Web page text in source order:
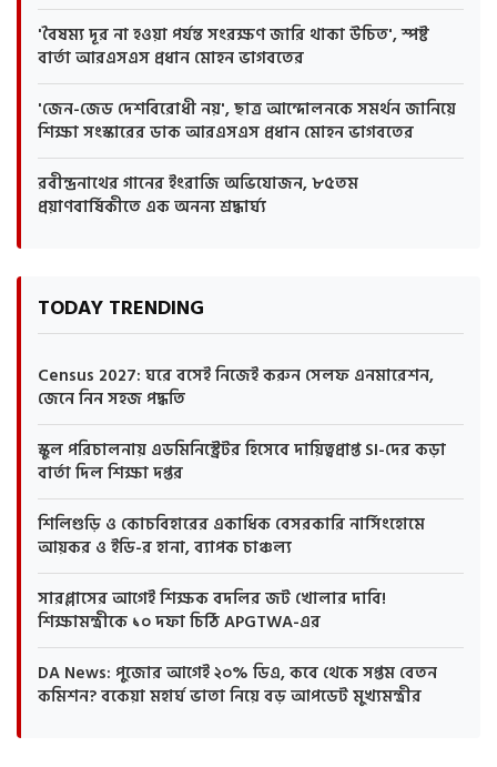
'বৈষম্য দূর না হওয়া পর্যন্ত সংরক্ষণ জারি থাকা উচিত', স্পষ্ট
বার্তা আরএসএস প্রধান মোহন ভাগবতের
'জেন-জেড দেশবিরোধী নয়', ছাত্র আন্দোলনকে সমর্থন জানিয়ে
শিক্ষা সংস্কারের ডাক আরএসএস প্রধান মোহন ভাগবতের
রবীন্দ্রনাথের গানের ইংরাজি অভিযোজন, ৮৫তম
প্রয়াণবার্ষিকীতে এক অনন্য শ্রদ্ধার্ঘ্য
TODAY TRENDING
Census 2027: ঘরে বসেই নিজেই করুন সেলফ এনমারেশন,
জেনে নিন সহজ পদ্ধতি
স্কুল পরিচালনায় এডমিনিস্ট্রেটর হিসেবে দায়িত্বপ্রাপ্ত SI-দের কড়া
বার্তা দিল শিক্ষা দপ্তর
শিলিগুড়ি ও কোচবিহারের একাধিক বেসরকারি নার্সিংহোমে
আয়কর ও ইডি-র হানা, ব্যাপক চাঞ্চল্য
সারপ্লাসের আগেই শিক্ষক বদলির জট খোলার দাবি!
শিক্ষামন্ত্রীকে ১০ দফা চিঠি APGTWA-এর
DA News: পুজোর আগেই ২০% ডিএ, কবে থেকে সপ্তম বেতন
কমিশন? বকেয়া মহার্ঘ ভাতা নিয়ে বড় আপডেট মুখ্যমন্ত্রীর